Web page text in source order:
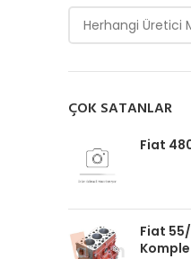
Herhangi Üretici
ÇOK SATANLAR
Fiat
Fiat